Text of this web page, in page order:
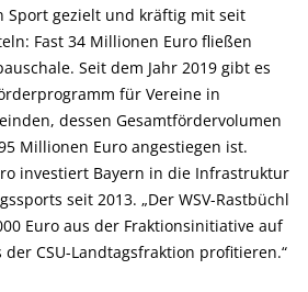
Sport gezielt und kräftig mit seit
Fast 34 Millionen Euro fließen
Seit dem Jahr 2019 gibt es
für Vereine in
dessen Gesamtfördervolumen
Millionen Euro angestiegen ist.
investiert Bayern in die Infrastruktur
seit 2013. „Der WSV-Rastbüchl
Euro aus der Fraktionsinitiative auf
CSU-Landtagsfraktion profitieren.“